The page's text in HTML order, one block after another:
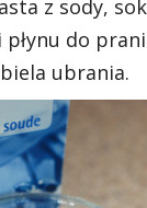
z sody,
do
ubrania.